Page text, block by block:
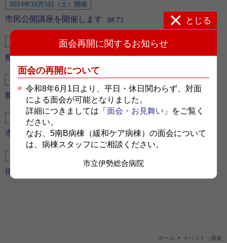
面会再開に関するお知らせ
とじる
面会の再開について
令和8年6月1日より、平日・休日関わらず、対面
による面会が可能となりました。
詳細につきましては「 面会・お見舞い 」をご覧く
ださい。
なお、5南B病棟（緩和ケア病棟）の面会について
は、病棟スタッフにご相談ください。
市立伊勢総合病院
2024年10月5日（土）開催
市民公開講座を開催します [終了]
2024年9月28日（土）開催
糖尿病教室を開催します [終了]
2024年4月27日開催
糖尿病教室を開催します [終了]
2024年3月9日（土）開催
市民公開講座を開催します [終了]
伊勢地区医師会主催 市民公開講座が開催されます
ホーム イベント・講座